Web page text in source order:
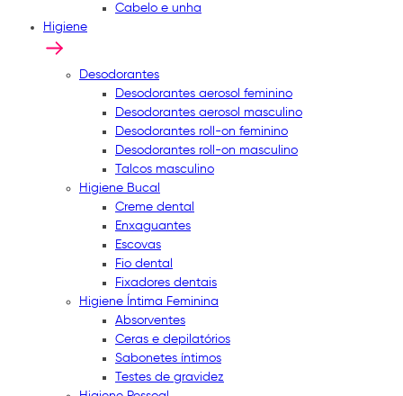
Cabelo e unha
Higiene
Desodorantes
Desodorantes aerosol feminino
Desodorantes aerosol masculino
Desodorantes roll-on feminino
Desodorantes roll-on masculino
Talcos masculino
Higiene Bucal
Creme dental
Enxaguantes
Escovas
Fio dental
Fixadores dentais
Higiene Íntima Feminina
Absorventes
Ceras e depilatórios
Sabonetes íntimos
Testes de gravidez